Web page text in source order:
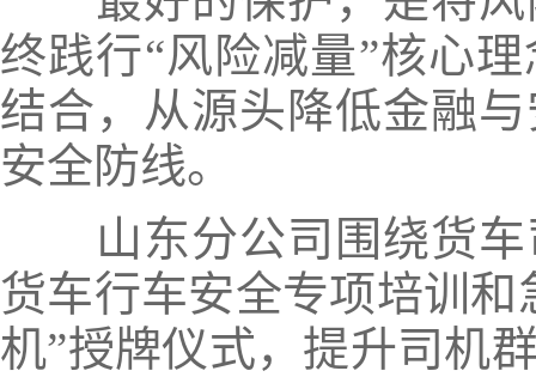
终践行“风险减量”核心
结合，从源头降低金融
安全防线。
山东分公司围绕货
货车行车安全专项培训和
机”授牌仪式，提升司机